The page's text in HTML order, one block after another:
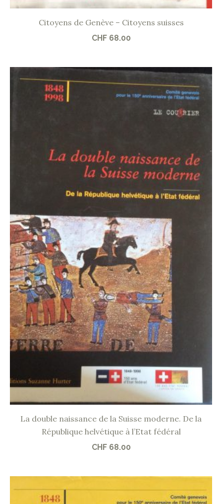
Citoyens de Genève – Citoyens suisses
CHF68.00
La double naissance de la Suisse moderne. De la
République helvétique à l’Etat fédéral
CHF68.00